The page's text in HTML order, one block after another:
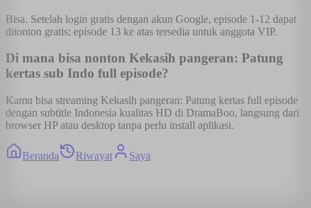
Bisa. Setelah login gratis dengan akun Google, episode 1-12 dapat
ditonton gratis; episode 13 ke atas tersedia untuk anggota VIP.
Di mana bisa nonton Kekasih pangeran: Patung
kertas sub Indo full episode?
Kamu bisa streaming Kekasih pangeran: Patung kertas full episode
dengan subtitle Indonesia kualitas HD di DramaBoo, langsung dari
browser HP atau desktop tanpa perlu install aplikasi.
Beranda Riwayat Saya